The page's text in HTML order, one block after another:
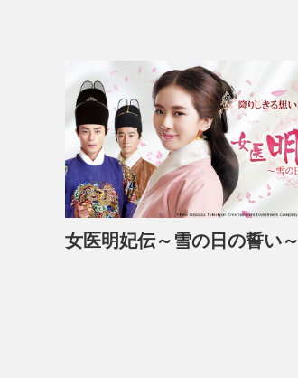
女医明妃伝～雪の日の誓い～